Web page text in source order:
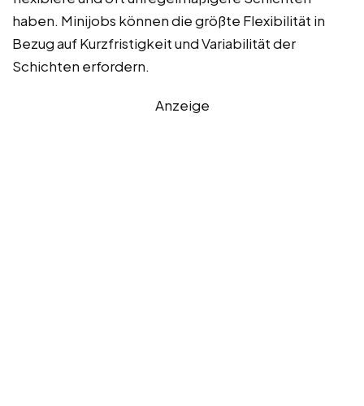
haben. Minijobs können die größte Flexibilität in
Bezug auf Kurzfristigkeit und Variabilität der
Schichten erfordern.
Anzeige